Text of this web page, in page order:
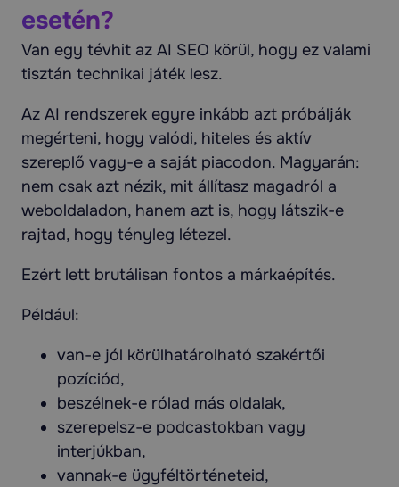
esetén?
Van egy tévhit az AI SEO körül, hogy ez valami
tisztán technikai játék lesz.
Az AI rendszerek egyre inkább azt próbálják
megérteni, hogy valódi, hiteles és aktív
szereplő vagy-e a saját piacodon. Magyarán:
nem csak azt nézik, mit állítasz magadról a
weboldaladon, hanem azt is, hogy látszik-e
rajtad, hogy tényleg létezel.
Ezért lett brutálisan fontos a márkaépítés.
Például:
van-e jól körülhatárolható szakértői
pozíciód,
beszélnek-e rólad más oldalak,
szerepelsz-e podcastokban vagy
interjúkban,
vannak-e ügyféltörténeteid,